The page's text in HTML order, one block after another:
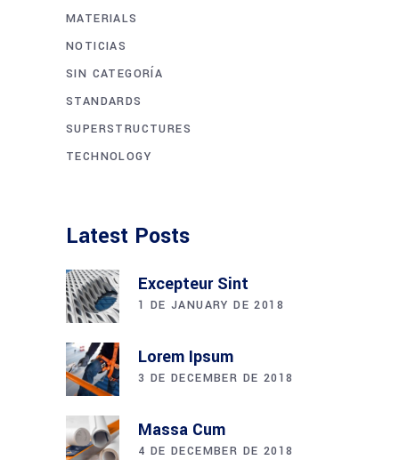
MATERIALS
NOTICIAS
SIN CATEGORÍA
STANDARDS
SUPERSTRUCTURES
TECHNOLOGY
Latest Posts
Excepteur Sint
1 DE JANUARY DE 2018
Lorem Ipsum
3 DE DECEMBER DE 2018
Massa Cum
4 DE DECEMBER DE 2018